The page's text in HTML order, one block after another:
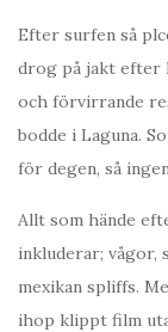
Efter surfen så
drog på jakt efter
och förvirrande
bodde i Laguna.
för degen, så
Allt som hände
inkluderar; vågor,
mexikan spliffs.
ihop klippt film